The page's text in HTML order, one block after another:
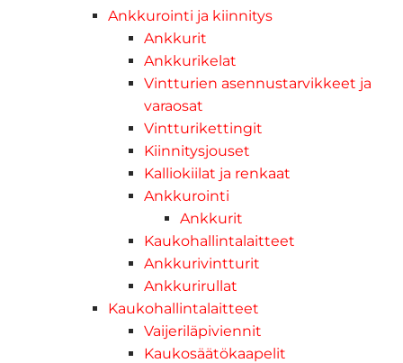
Ankkurointi ja kiinnitys
Ankkurit
Ankkurikelat
Vintturien asennustarvikkeet ja
varaosat
Vintturikettingit
Kiinnitysjouset
Kalliokiilat ja renkaat
Ankkurointi
Ankkurit
Kaukohallintalaitteet
Ankkurivintturit
Ankkurirullat
Kaukohallintalaitteet
Vaijeriläpiviennit
Kaukosäätökaapelit